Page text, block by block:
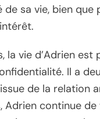
de sa vie, bien
vie d’Adrien
Il a
de la relation
continue